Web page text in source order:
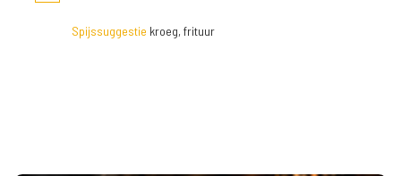
Spijssuggestie kroeg, frituur